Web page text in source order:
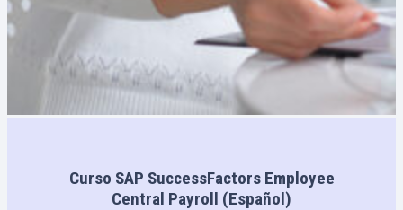
Curso SAP SuccessFactors Employee
Central Payroll (Español)